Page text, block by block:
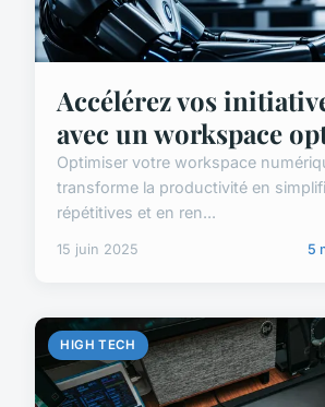
Accélérez vos
avec un workspace
Optimiser votre workspace
transforme la productivité en
répétitives et en ren...
15 juin 2025 5
HIGH TECH